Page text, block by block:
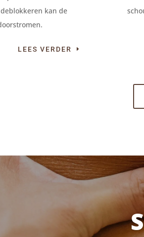
kan de
LEES VERDER